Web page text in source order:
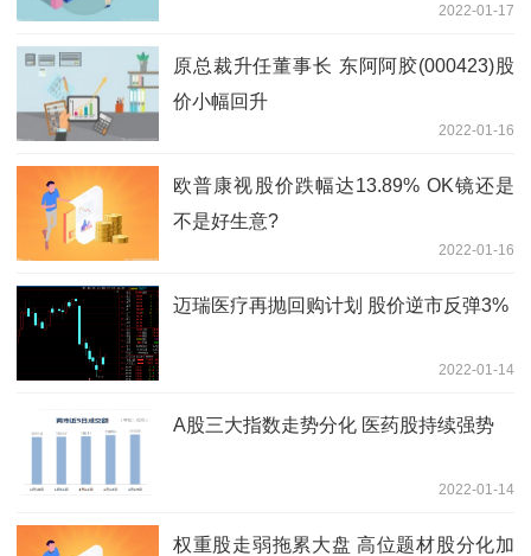
2022-01-17
原总裁升任董事长 东阿阿胶(000423)股
价小幅回升
2022-01-16
欧普康视股价跌幅达13.89% OK镜还是
不是好生意?
2022-01-16
迈瑞医疗再抛回购计划 股价逆市反弹3%
2022-01-14
A股三大指数走势分化 医药股持续强势
2022-01-14
权重股走弱拖累大盘 高位题材股分化加